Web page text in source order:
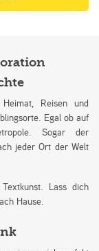
Reisen und
Egal ob auf
Sogar der
jeder Ort der Welt
Lass dich
Hause.